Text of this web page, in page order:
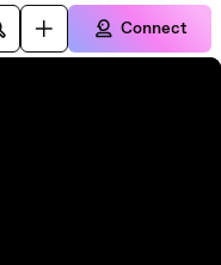
Connect